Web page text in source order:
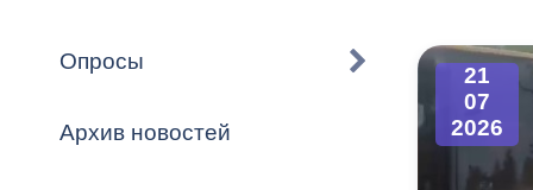
городского
Формы
График
Опросы
Архив новостей
21
07
2026